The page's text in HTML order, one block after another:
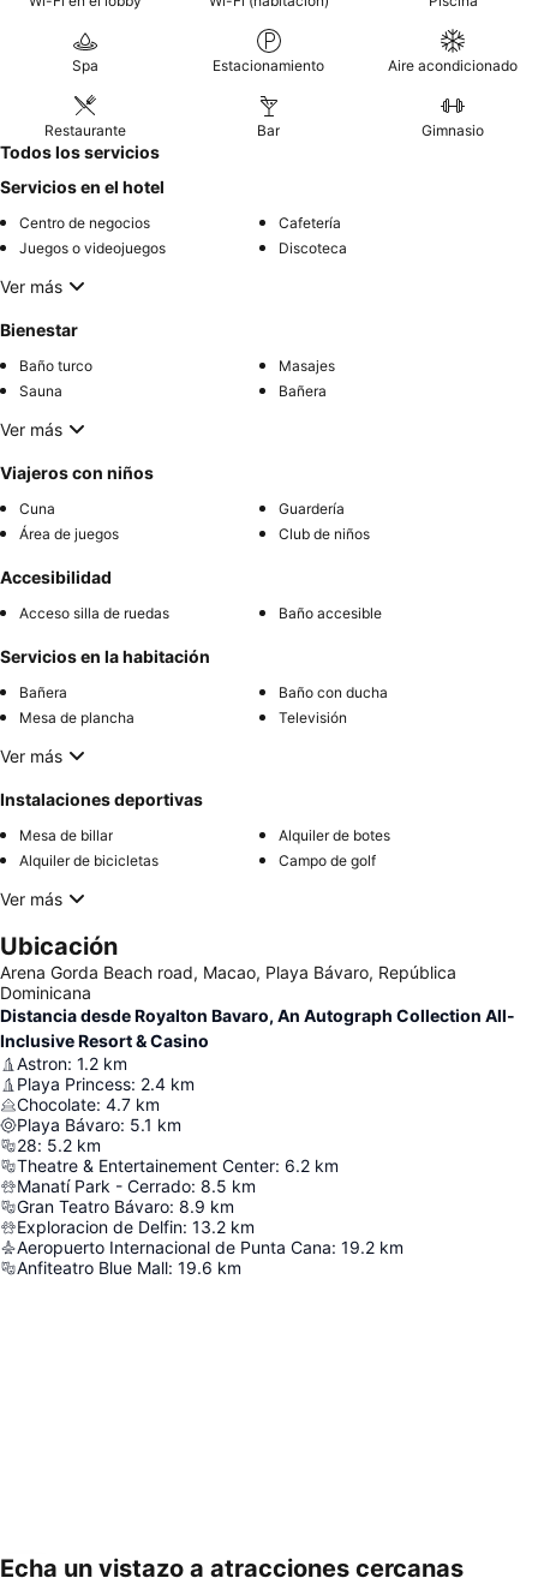
Spa Estacionamiento Aire acondicionado
Restaurante Bar Gimnasio
Todos los servicios
Servicios en el hotel
Centro de negocios
Cafetería
Juegos o videojuegos
Discoteca
Ver más
Bienestar
Baño turco
Masajes
Sauna
Bañera
Ver más
Viajeros con niños
Cuna
Guardería
Área de juegos
Club de niños
Accesibilidad
Acceso silla de ruedas Baño accesible
Servicios en la habitación
Bañera
Baño con ducha
Mesa de plancha
Televisión
Ver más
Instalaciones deportivas
Mesa de billar
Alquiler de botes
Alquiler de bicicletas
Campo de golf
Ver más
Ubicación
Arena Gorda Beach road, Macao, Playa Bávaro, República
Dominicana
Distancia desde Royalton Bavaro, An Autograph Collection All-
Inclusive Resort & Casino
Astron: 1.2 km
Playa Princess: 2.4 km
Chocolate: 4.7 km
Playa Bávaro: 5.1 km
28: 5.2 km
Theatre & Entertainement Center: 6.2 km
Manatí Park - Cerrado: 8.5 km
Gran Teatro Bávaro: 8.9 km
Exploracion de Delfin: 13.2 km
Aeropuerto Internacional de Punta Cana: 19.2 km
Anfiteatro Blue Mall: 19.6 km
Echa un vistazo a atracciones cercanas